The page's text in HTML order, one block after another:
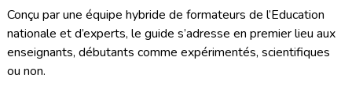
Conçu par une équipe hybride de formateurs de l’Education
nationale et d’experts, le guide s’adresse en premier lieu aux
enseignants, débutants comme expérimentés, scientifiques
ou non.